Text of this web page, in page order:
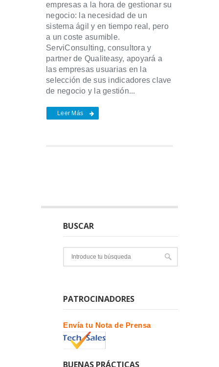
empresas a la hora de gestionar su
negocio: la necesidad de un
sistema ágil y en tiempo real, pero
a un coste asumible.
ServiConsulting, consultora y
partner de Qualiteasy, apoyará a
las empresas usuarias en la
selección de sus indicadores clave
de negocio y la gestión...
Leer Más
BUSCAR
PATROCINADORES
Envía tu Nota de Prensa
BUENAS PRÁCTICAS